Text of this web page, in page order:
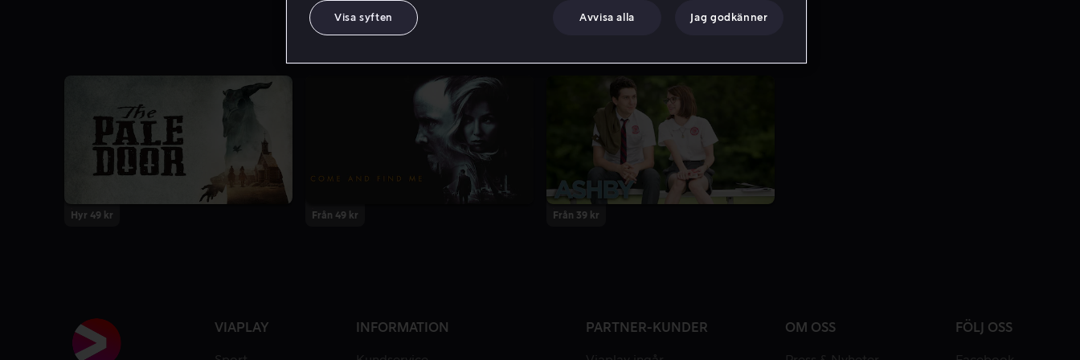
Hyr 49 kr Från 49 kr Från 39 kr
VIAPLAY INFORMATION PARTNER-KUNDER OM OSS FÖLJ OSS
Visa syften Avvisa alla Jag godkänner